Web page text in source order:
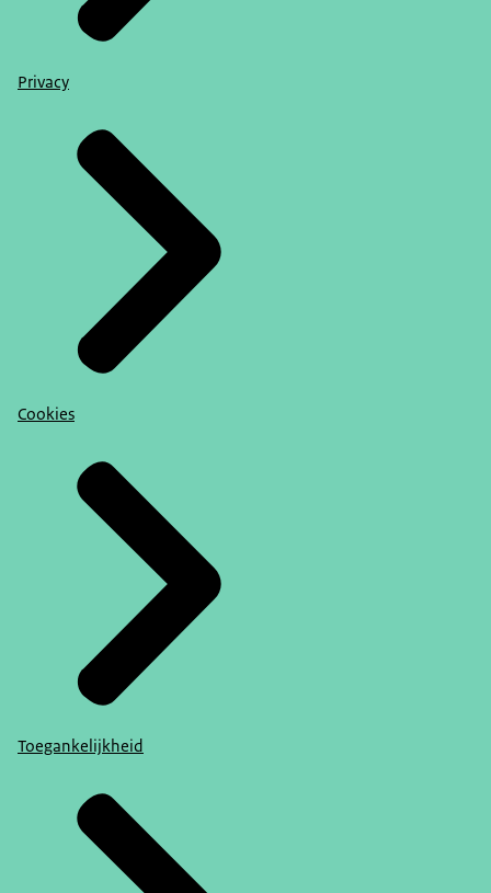
Privacy
Cookies
Toegankelijkheid